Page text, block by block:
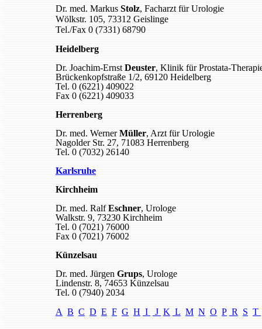
Dr. med. Markus Stolz, Facharzt für Urologie
Wölkstr. 105, 73312 Geislinge
Tel./Fax 0 (7331) 68790
Heidelberg
Dr. Joachim-Ernst Deuster, Klinik für Prostata-
Brückenkopfstraße 1/2, 69120 Heidelberg
Tel. 0 (6221) 409022
Fax 0 (6221) 409033
Herrenberg
Dr. med. WernerMüller, Arzt für Urologie
Nagolder Str. 27, 71083 Herrenberg
Tel. 0 (7032) 26140
Karlsruhe
Kirchheim
Dr. med. RalfEschner, Urologe
Walkstr. 9, 73230 Kirchheim
Tel. 0 (7021) 76000
Fax 0 (7021) 76002
Künzelsau
Dr. med. Jürgen Grups, Urologe
Lindenstr. 8, 74653 Künzelsau
Tel. 0 (7940) 2034
A B C D E F G H I J K L M N O P R S T